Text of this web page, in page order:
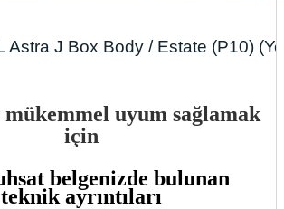
Astra J Box Body / Estate (P10)
mükemmel uyum sağlamak
için
belgenizde bulunan
teknik ayrıntıları